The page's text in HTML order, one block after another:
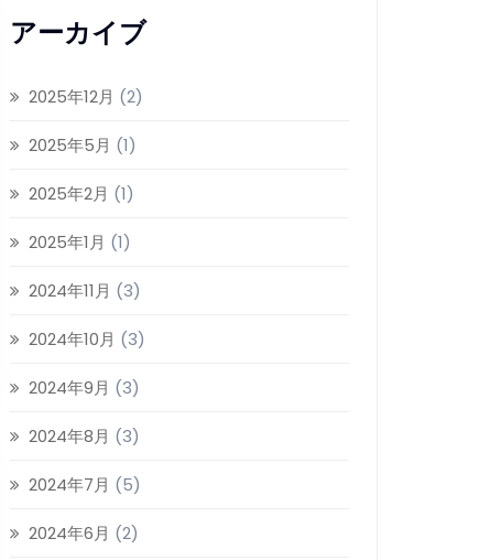
アーカイブ
2025年12月 (2)
2025年5月 (1)
2025年2月 (1)
2025年1月 (1)
2024年11月 (3)
2024年10月 (3)
2024年9月 (3)
2024年8月 (3)
2024年7月 (5)
2024年6月 (2)